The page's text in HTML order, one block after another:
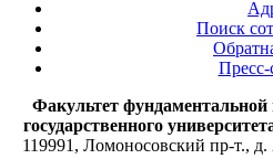
Поиск
Пресс-
Факультет
государственного
119991, Ломоносовский пр-т., д.